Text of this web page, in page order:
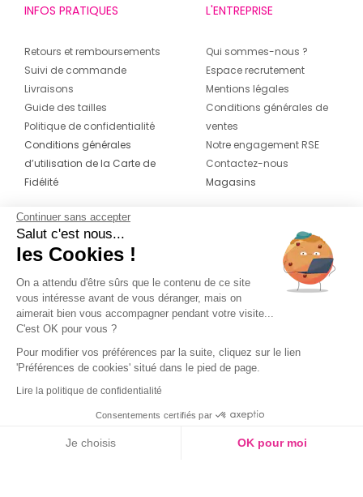
INFOS PRATIQUES
Retours et remboursements
Suivi de commande
Livraisons
Guide des tailles
Politique de confidentialité
Conditions générales
d’utilisation de la Carte de
Fidélité
L'ENTREPRISE
Qui sommes-nous ?
Espace recrutement
Mentions légales
Conditions générales de
ventes
Notre engagement RSE
Contactez-nous
Magasins
CONTACT
04 42 20 78 42
Du lundi au jeudi de 8h30 à 16h30 & le
vendredi de 8h30 à 15h30
Continuer sans accepter
Salut c'est nous...
les Cookies !
On a attendu d'être sûrs que le contenu de ce site
vous intéresse avant de vous déranger, mais on
aimerait bien vous accompagner pendant votre visite...
C'est OK pour vous ?
Pour modifier vos préférences par la suite, cliquez sur le lien
'Préférences de cookies' situé dans le pied de page.
Lire la politique de confidentialité
Consentements certifiés par
Je choisis OK pour moi